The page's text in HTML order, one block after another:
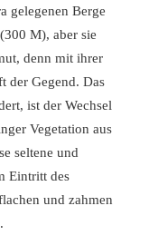
gelegenen Berge
M), aber sie
denn mit ihrer
der Gegend. Das
ist der Wechsel
Vegetation aus
seltene und
Eintritt des
und zahmen